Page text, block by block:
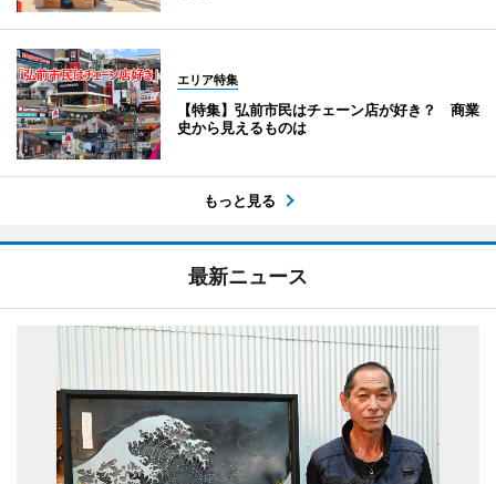
エリア特集
【特集】弘前市民はチェーン店が好き？ 商業
史から見えるものは
もっと見る
最新ニュース